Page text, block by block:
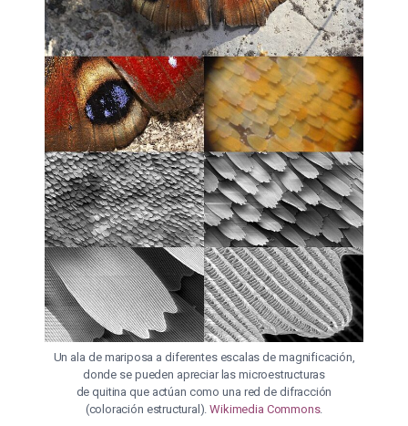
Un ala de mariposa a diferentes escalas de magnificación,
donde se pueden apreciar las microestructuras
de quitina que actúan como una red de difracción
(coloración estructural).Wikimedia Commons.